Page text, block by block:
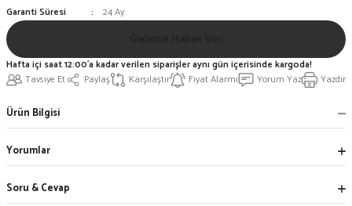
Garanti Süresi
24 Ay
Tavsiye Et Paylaş Karşılaştır Fiyat Alarmı Yorum Yaz Yazdır
Hafta içi saat 12:00'a kadar verilen siparişler aynı gün içerisinde kargoda!
Ürün Bilgisi
Yorumlar
Soru & Cevap